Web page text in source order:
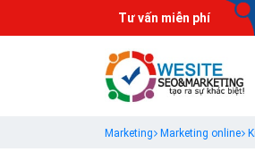
Tư vấn miễn phí
Marketing Marketing online